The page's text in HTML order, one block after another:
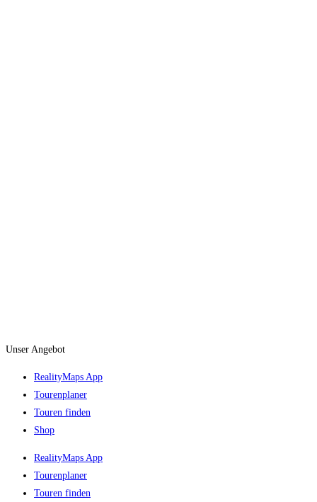
Unser Angebot
RealityMaps App
Tourenplaner
Touren finden
Shop
RealityMaps App
Tourenplaner
Touren finden